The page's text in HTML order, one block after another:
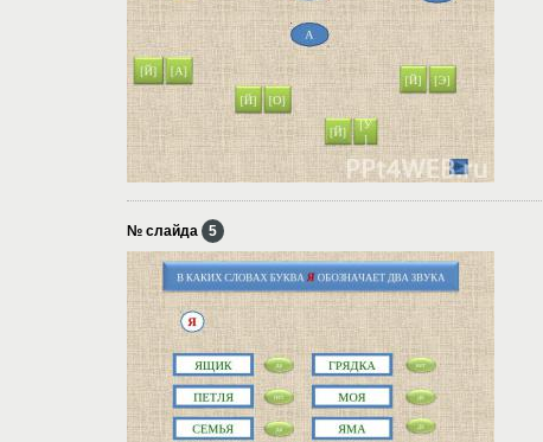
№ слайда 5